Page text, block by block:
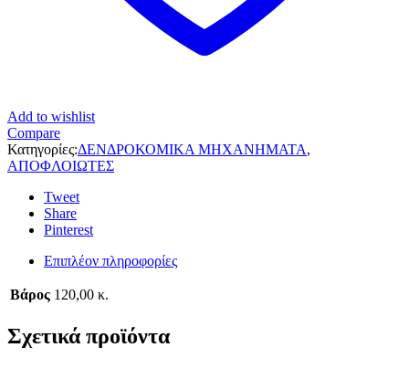
Add to wishlist
Compare
Κατηγορίες:ΔΕΝΔΡΟΚΟΜΙΚΑ ΜΗΧΑΝΗΜΑΤΑ,
ΑΠΟΦΛΟΙΩΤΕΣ
Tweet
Share
Pinterest
Επιπλέον πληροφορίες
Βάρος 120,00 κ.
Σχετικά προϊόντα